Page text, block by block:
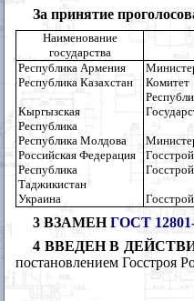
За принятие
Наименование
государства
Республика Армения
Республика Казахстан
Кыргызская
Республика
Республика Молдова
Российская Федерация
Республика
Таджикистан
Украина
3 ВЗАМЕНГОСТ
4 ВВЕДЕН В
постановлением Госстроя